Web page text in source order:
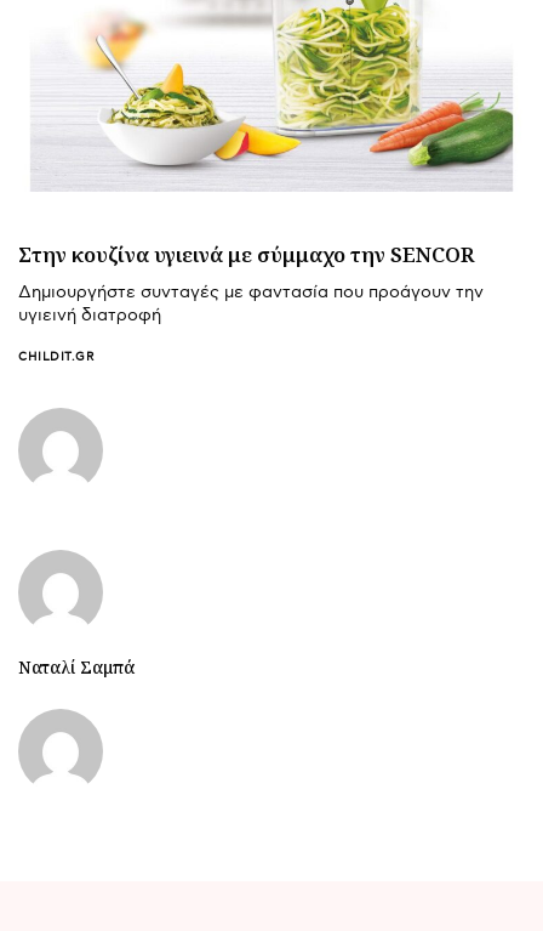
Στην κουζίνα υγιεινά με σύμμαχο την SENCOR
Δημιουργήστε συνταγές με φαντασία που προάγουν την
υγιεινή διατροφή
CHILDIT.GR
Ναταλί Σαμπά